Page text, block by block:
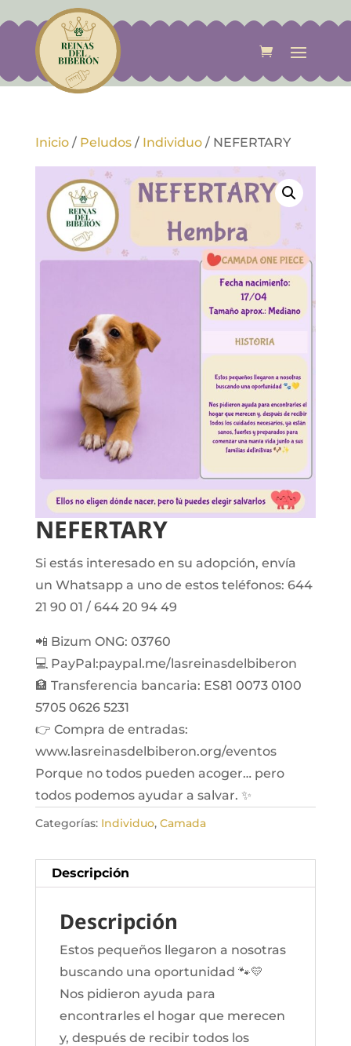
Inicio/ Peludos/ Individuo/ NEFERTARY
NEFERTARY
Si estás interesado en su adopción, envía
un Whatsapp a uno de estos teléfonos: 644
21 90 01 / 644 20 94 49
📲 Bizum ONG: 03760
💻 PayPal:paypal.me/lasreinasdelbiberon
🏦 Transferencia bancaria: ES81 0073 0100
5705 0626 5231
👉 Compra de entradas:
www.lasreinasdelbiberon.org/eventos
Porque no todos pueden acoger… pero
todos podemos ayudar a salvar. ✨
Categorías: Individuo, Camada
Descripción
Descripción
Estos pequeños llegaron a nosotras
buscando una oportunidad 🐾💛
Nos pidieron ayuda para
encontrarles el hogar que merecen
y, después de recibir todos los